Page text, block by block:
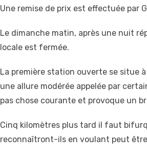
Une remise de prix est effectuée par
Le dimanche matin, après une nuit
locale est fermée.
La première station ouverte se situe
une allure modérée appelée par
pas chose courante et provoque un
Cinq kilomètres plus tard il faut
reconnaîtront-ils en voulant peut